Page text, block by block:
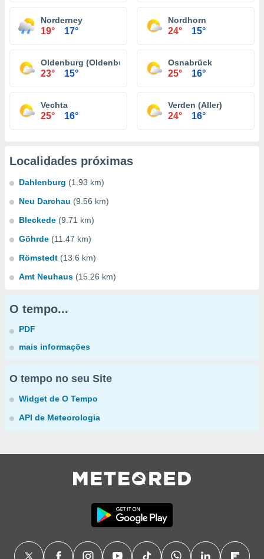
Norderney
19° 17°
Nordhorn
24° 15°
Oldenburg (Oldenburg)
23° 15°
Osnabrück
25° 16°
Vechta
25° 16°
Verden (Aller)
24° 16°
Localidades próximas
Dahlenburg (1.93 km)
Neu Darchau (9.56 km)
Bleckede (9.71 km)
Göhrde (11.47 km)
Römstedt (13.6 km)
Amt Neuhaus (15.26 km)
O tempo...
PDF
mais informações
O tempo no seu Site
Widget de O Tempo
API de Meteorologia